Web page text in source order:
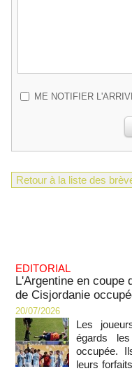
ME NOTIFIER
Retour à la liste des
EDITORIAL
L'Argentine en coupe
de Cisjordanie
20/07/2026
Les
égards
occupée.
leurs